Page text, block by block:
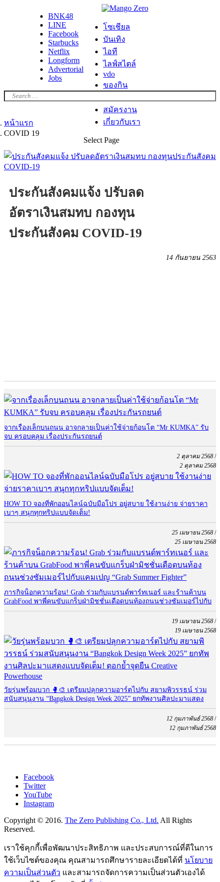
BNK48
LINE
Facebook
Starbucks
Netflix
Longform
Advertorial
Jobs
โซเชียล
บันเทิง
ไอที
ไลฟ์สไตล์
vdo
ของกิน
สมัครงาน
เกี่ยวกับเรา
Select Page
หน้าแรก
COVID 19
ประกันสังคมแจ้ง ปรับลด
อัตราเงินสมทบ กองทุน
ประกันสังคม COVID-19
14 กันยายน 2563
จากเรื่องเล็กบนถนน อาจกลายเป็นค่าใช้จ่ายก้อนโต “Mr KUMKA” รับ
จบ ครอบคลุม เรื่องประกันรถยนต์
2 ตุลาคม 2568 /
2 ตุลาคม 2568
HOW TO จองที่พักออนไลน์ฉบับมือโปร อยู่สบาย ใช้งานง่าย จ่ายราคา
เบาๆ สนุกทุกทริปแบบจัดเต็ม!
25 เมษายน 2568 /
25 เมษายน 2568
ภารกิจน็อกความร้อน! Grab ร่วมกับแบรนด์พาร์ทเนอร์ และร้านค้าบน
GrabFood พาพี่คนขับแกร็บฝ่ามิชชั่นเดือดบนท้องถนนช่วงซัมเมอร์ไปกับ
แคมเปญ “Grab Summer Fighter”
19 เมษายน 2568 /
19 เมษายน 2568
วัยรุ่นพร้อมบวก 🥊🎨 เตรียมปลุกความอาร์ตไปกับ สยามพิวรรธน์ ร่วม
สนับสนุนงาน “Bangkok Design Week 2025” ยกทัพงานศิลปะมาแสดง
แบบจัดเต็ม! ตอกย้ำจุดยืน Creative Powerhouse
12 กุมภาพันธ์ 2568 /
12 กุมภาพันธ์ 2568
Facebook
Twitter
YouTube
Instagram
Copyright © 2016. The Zero Publishing Co., Ltd. All Rights
Reserved.
เราใช้คุกกี้เพื่อพัฒนาประสิทธิภาพ และประสบการณ์ที่ดีในการ
ใช้เว็บไซต์ของคุณ คุณสามารถศึกษารายละเอียดได้ที่ นโยบาย
ความเป็นส่วนตัว และสามารถจัดการความเป็นส่วนตัวเองได้